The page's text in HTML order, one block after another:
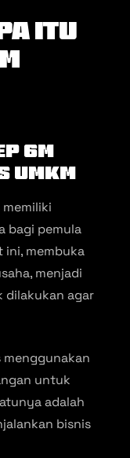
itu
6M
UMKM
bagi pemula
ini, membuka
menjadi
dilakukan agar
menggunakan
untuk
adalah
bisnis